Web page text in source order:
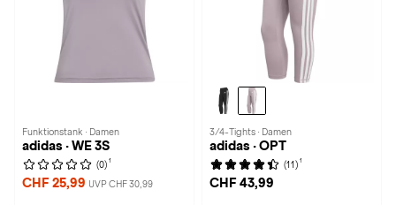
Funktionstank · Damen
adidas · WE 3S
(0) 1
CHF 25,99 UVP CHF 30,99
3/4-Tights · Damen
adidas · OPT
(11) 1
CHF 43,99